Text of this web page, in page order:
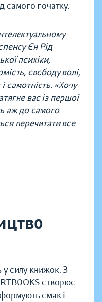
самого початку.
Єн Рід
психіки,
свободу волі,
і самотність. «Хочу
вас із першої
аж до самого
перечитати все
у силу книжок. З
створює
смак і